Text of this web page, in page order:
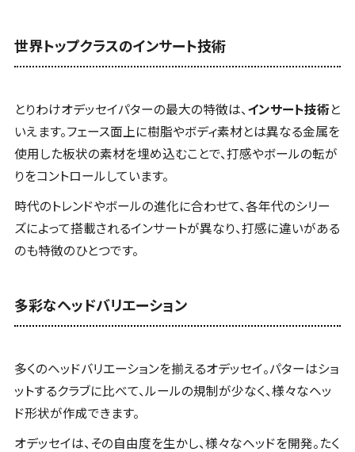
世界トップクラスのインサート技術
とりわけオデッセイパターの最大の特徴は、 インサート技術 と
いえます。フェース面上に樹脂やボディ素材とは異なる金属を
使用した板状の素材を埋め込むことで、打感やボールの転が
りをコントロールしています。
時代のトレンドやボールの進化に合わせて、各年代のシリー
ズによって搭載されるインサートが異なり、打感に違いがある
のも特徴のひとつです。
多彩なヘッドバリエーション
多くのヘッドバリエーションを揃えるオデッセイ。パターはショ
ットするクラブに比べて、ルールの規制が少なく、様々なヘッ
ド形状が作成できます。
オデッセイは、その自由度を生かし、様々なヘッドを開発。たく